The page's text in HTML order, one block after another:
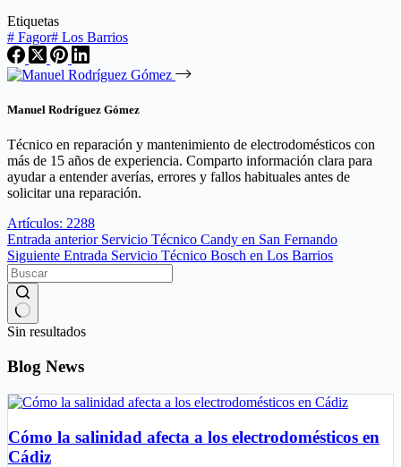
Etiquetas
# Fagor# Los Barrios
Manuel Rodríguez Gómez
Técnico en reparación y mantenimiento de electrodomésticos con
más de 15 años de experiencia. Comparto información clara para
ayudar a entender averías, errores y fallos habituales antes de
solicitar una reparación.
Artículos: 2288
Entrada anterior Servicio Técnico Candy en San Fernando
Siguiente Entrada Servicio Técnico Bosch en Los Barrios
Sin resultados
Blog News
Cómo la salinidad afecta a los electrodomésticos en
Cádiz